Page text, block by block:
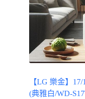
【LG 樂金】
(典雅白/WD-